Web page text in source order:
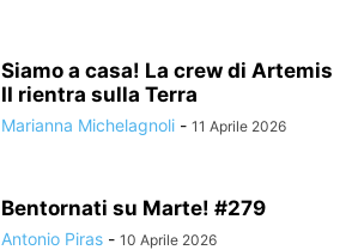
Siamo a casa! La crew di Artemis
II rientra sulla Terra
Marianna Michelagnoli - 11 Aprile 2026
Bentornati su Marte! #279
Antonio Piras - 10 Aprile 2026